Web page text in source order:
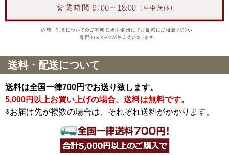
送料・配送について
送料は全国一律700円でお送り致します。
5,000円以上お買い上げの場合、送料は無料です。
※お届け先が複数の場合は、それぞれ送料がかかります。